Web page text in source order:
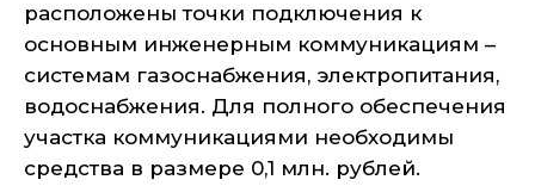
расположены точки подключения к
основным инженерным коммуникациям –
системам газоснабжения, электропитания,
водоснабжения. Для полного обеспечения
участка коммуникациями необходимы
средства в размере 0,1 млн. рублей.